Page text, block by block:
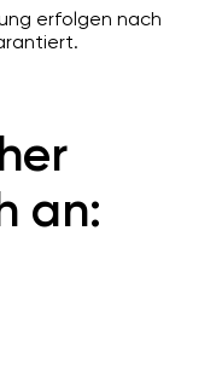
erfolgen nach
an: